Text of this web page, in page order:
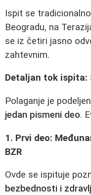
Ispit se
Beogradu, na
se iz četiri jasno
zahtevnim.
Detaljan tok ispita:
Polaganje je
jedan pismeni deo.
1. Prvi deo:
BZR
Ovde se ispituje
bezbednosti i